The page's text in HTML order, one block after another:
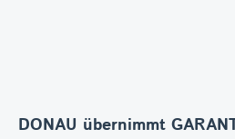
DONAU übernimmt